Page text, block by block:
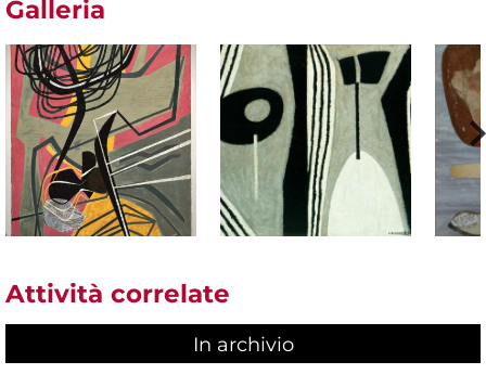
Galleria
Attività correlate
In archivio